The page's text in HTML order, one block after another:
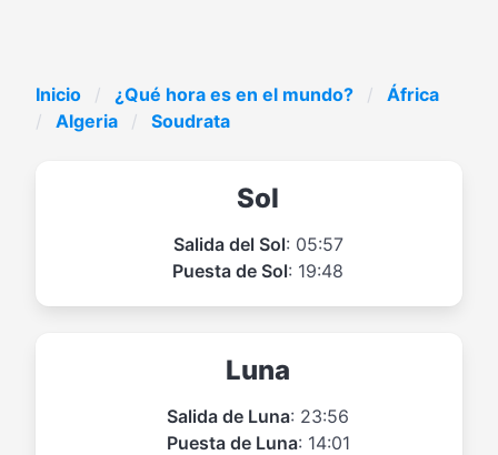
Inicio ¿Qué hora es en el mundo?
África
Algeria
Soudrata
Sol
Salida del Sol: 05:57
Puesta de Sol: 19:48
Luna
Salida de Luna: 23:56
Puesta de Luna: 14:01